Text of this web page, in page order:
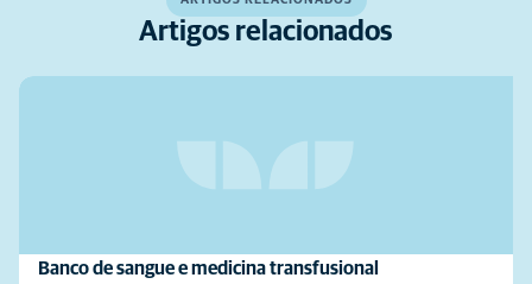
Artigos relacionados
Banco de sangue e medicina transfusional